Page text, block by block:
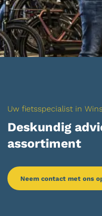
Uw fietsspecialist in
Deskundig
assortiment
Neem contact met ons